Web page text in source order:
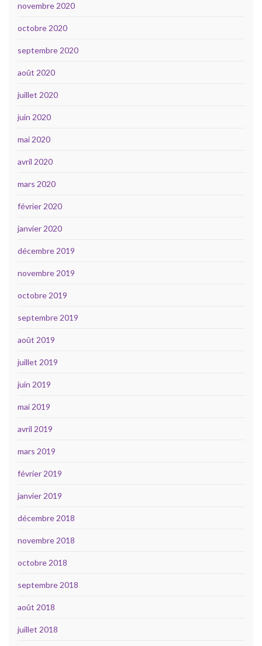
novembre 2020
octobre 2020
septembre 2020
août 2020
juillet 2020
juin 2020
mai 2020
avril 2020
mars 2020
février 2020
janvier 2020
décembre 2019
novembre 2019
octobre 2019
septembre 2019
août 2019
juillet 2019
juin 2019
mai 2019
avril 2019
mars 2019
février 2019
janvier 2019
décembre 2018
novembre 2018
octobre 2018
septembre 2018
août 2018
juillet 2018